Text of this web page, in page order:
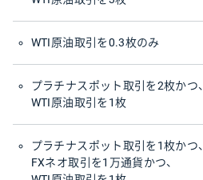
WTI原油取引を0.3枚のみ
プラチナスポット取引を2枚かつ、
WTI原油取引を1枚
プラチナスポット取引を1枚かつ、
FXネオ取引を1万通貨かつ、